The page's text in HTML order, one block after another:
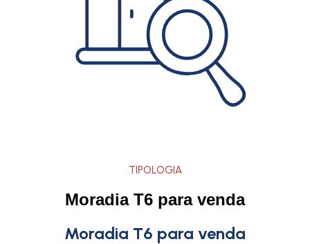
TIPOLOGIA
Moradia T6 para venda
Moradia T6 para venda